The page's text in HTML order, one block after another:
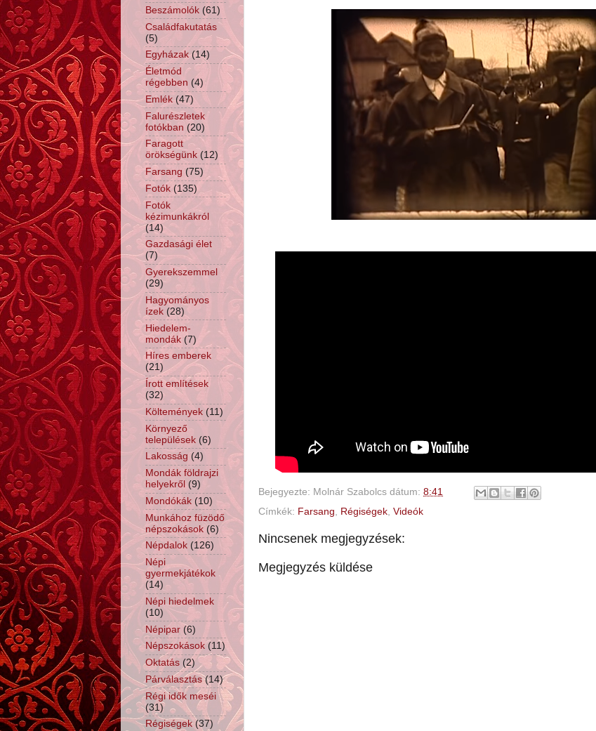
Bejegyezte: Molnár Szabolcs dátum: 8:41
Címkék: Farsang Régiségek Videók
Nincsenek megjegyzések:
Megjegyzés küldése
Beszámolók (61)
Családfakutatás
(5)
Egyházak (14)
Életmód
régebben (4)
Emlék (47)
Falurészletek
fotókban (20)
Faragott
örökségünk (12)
Farsang (75)
Fotók (135)
Fotók
kézimunkákról
(14)
Gazdasági élet
(7)
Gyerekszemmel
(29)
Hagyományos
ízek (28)
Hiedelem-
mondák (7)
Híres emberek
(21)
Írott említések
(32)
Költemények (11)
Környező
települések (6)
Lakosság (4)
Mondák földrajzi
helyekről (9)
Mondókák (10)
Munkához füzödő
népszokások (6)
Népdalok (126)
Népi
gyermekjátékok
(14)
Népi hiedelmek
(10)
Népipar (6)
Népszokások (11)
Oktatás (2)
Párválasztás (14)
Régi idők meséi
(31)
Régiségek (37)